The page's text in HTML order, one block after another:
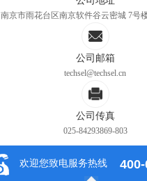
南京市雨花台区南京软件谷云密城 7号
公司邮箱
techsel@techsel.cn
公司传真
025-84293869-803
欢迎您致电服务热线